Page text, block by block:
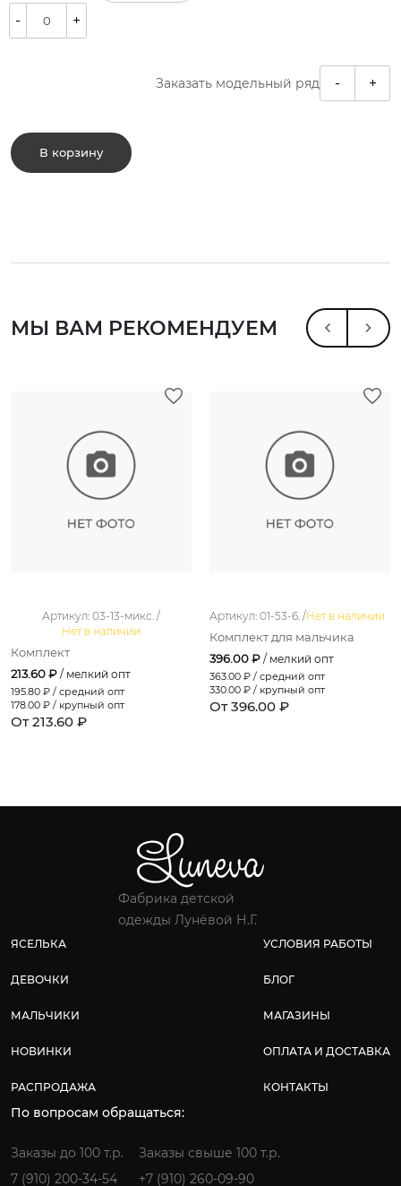
- +
Заказать модельный ряд - +
В корзину
МЫ ВАМ РЕКОМЕНДУЕМ
Артикул: 03-13-микс. /
Нет в наличии
Комплект
213.60 ₽ / мелкий опт
195.80 ₽ / средний опт
178.00 ₽ / крупный опт
От 213.60 ₽
Артикул: 01-53-6. /Нет в наличии
Комплект для мальчика
396.00 ₽ / мелкий опт
363.00 ₽ / средний опт
330.00 ₽ / крупный опт
От 396.00 ₽
Фабрика детской
одежды Лунёвой Н.Г.
ЯСЕЛЬКА
ДЕВОЧКИ
МАЛЬЧИКИ
НОВИНКИ
РАСПРОДАЖА
УСЛОВИЯ РАБОТЫ
БЛОГ
МАГАЗИНЫ
ОПЛАТА И ДОСТАВКА
КОНТАКТЫ
По вопросам обращаться:
Заказы до 100 т.р.
7 (910) 200-34-54
Заказы свыше 100 т.р.
+7 (910) 260-09-90